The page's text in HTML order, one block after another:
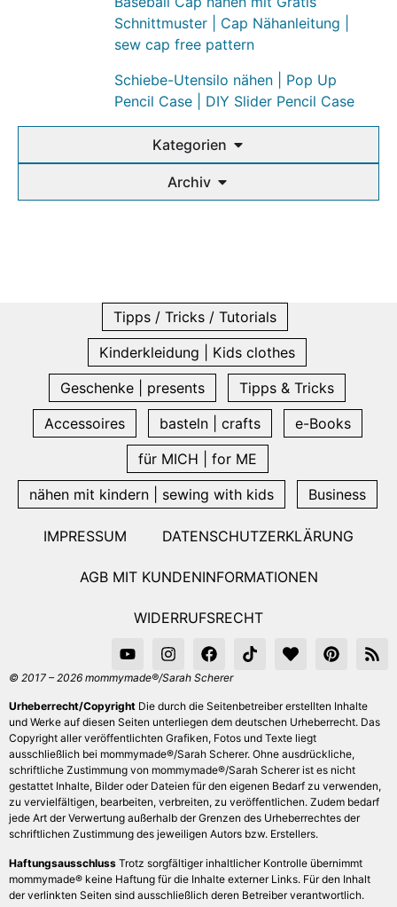
Schnittmuster | Cap Nähanleitung |
sew cap free pattern
Schiebe-Utensilo nähen | Pop Up
Pencil Case | DIY Slider Pencil Case
Kategorien
Archiv
Tipps / Tricks / Tutorials
Kinderkleidung | Kids clothes
Geschenke | presents
Tipps & Tricks
Accessoires
basteln | crafts
e-Books
für MICH | for ME
nähen mit kindern | sewing with kids
Business
IMPRESSUM DATENSCHUTZERKLÄRUNG
AGB MIT KUNDENINFORMATIONEN
WIDERRUFSRECHT
© 2017 – 2026 mommymade®/Sarah Scherer
Urheberrecht/Copyright Die durch die Seitenbetreiber erstellten Inhalte
und Werke auf diesen Seiten unterliegen dem deutschen Urheberrecht. Das
Copyright aller veröffentlichten Grafiken, Fotos und Texte liegt
ausschließlich bei mommymade®/Sarah Scherer. Ohne ausdrückliche,
schriftliche Zustimmung von mommymade®/Sarah Scherer ist es nicht
gestattet Inhalte, Bilder oder Dateien für den eigenen Bedarf zu verwenden,
zu vervielfältigen, bearbeiten, verbreiten, zu veröffentlichen. Zudem bedarf
jede Art der Verwertung außerhalb der Grenzen des Urheberrechtes der
schriftlichen Zustimmung des jeweiligen Autors bzw. Erstellers.
Haftungsausschluss Trotz sorgfältiger inhaltlicher Kontrolle übernimmt
mommymade® keine Haftung für die Inhalte externer Links. Für den Inhalt
der verlinkten Seiten sind ausschließlich deren Betreiber verantwortlich.